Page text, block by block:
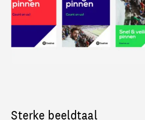
Sterke beeldtaal